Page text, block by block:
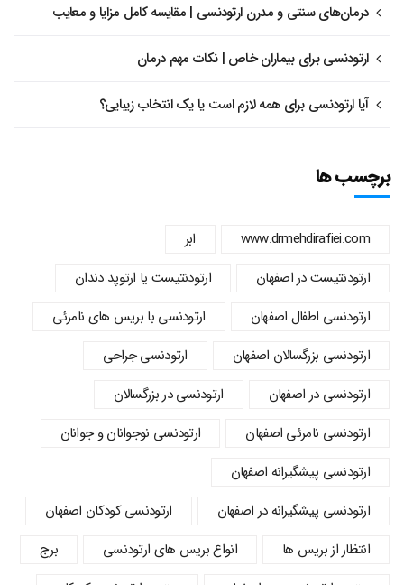
درمان‌های سنتی و مدرن ارتودنسی | مقایسه کامل مزایا و معایب
ارتودنسی برای بیماران خاص | نکات مهم درمان
آیا ارتودنسی برای همه لازم است یا یک انتخاب زیبایی؟
برچسب ها
www.drmehdirafiei.com
ابر
ارتودنتیست در اصفهان
ارتودنتیست یا ارتوپد دندان
ارتودنسي اطفال اصفهان
ارتودنسی با بریس های نامرئی
ارتودنسی بزرگسالان اصفهان
ارتودنسی جراحی
ارتودنسی در اصفهان
ارتودنسی در بزرگسالان
ارتودنسی نامرئی اصفهان
ارتودنسی نوجوانان و جوانان
ارتودنسی پیشگیرانه اصفهان
ارتودنسی پیشگیرانه در اصفهان
ارتودنسی کودکان اصفهان
انتظار از بریس ها
انواع بریس های ارتودنسی
برج